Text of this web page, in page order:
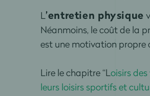
L’entretien physique
Néanmoins, le coût de la
est une motivation propre
Lire le chapitre “Loisirs
leurs loisirs sportifs et